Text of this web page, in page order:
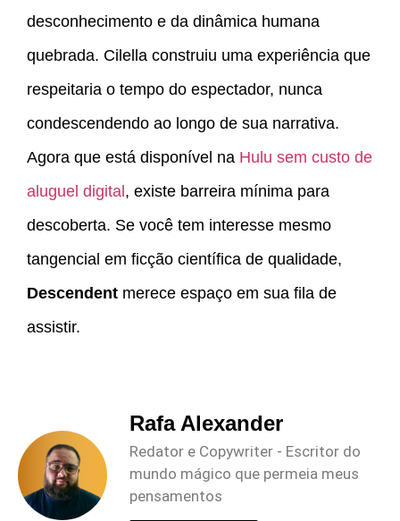
desconhecimento e da dinâmica humana
quebrada. Cilella construiu uma experiência que
respeitaria o tempo do espectador, nunca
condescendendo ao longo de sua narrativa.
Agora que está disponível na Hulu sem custo de
aluguel digital , existe barreira mínima para
descoberta. Se você tem interesse mesmo
tangencial em ficção científica de qualidade,
Descendent merece espaço em sua fila de
assistir.
Rafa Alexander
Redator e Copywriter - Escritor do
mundo mágico que permeia meus
pensamentos